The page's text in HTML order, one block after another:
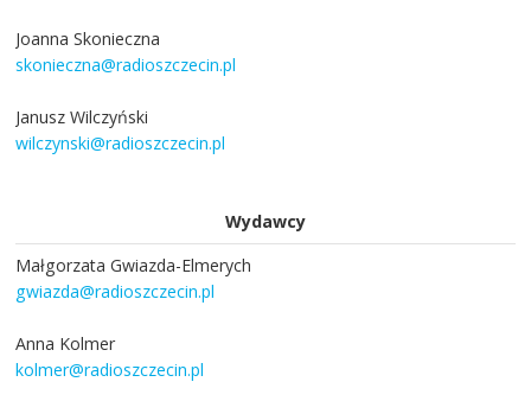
Joanna Skonieczna
skonieczna@radioszczecin.pl
Janusz Wilczyński
wilczynski@radioszczecin.pl
Wydawcy
Małgorzata Gwiazda-Elmerych
gwiazda@radioszczecin.pl
Anna Kolmer
kolmer@radioszczecin.pl